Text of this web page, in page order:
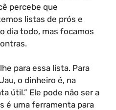
percebe que
listas de prós e
dia todo, mas focamos
para essa lista. Para
o dinheiro é, na
útil.” Ele pode não ser a
é uma ferramenta para